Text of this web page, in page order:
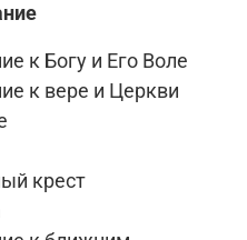
к Богу и Его Воле
к вере и Церкви
крест